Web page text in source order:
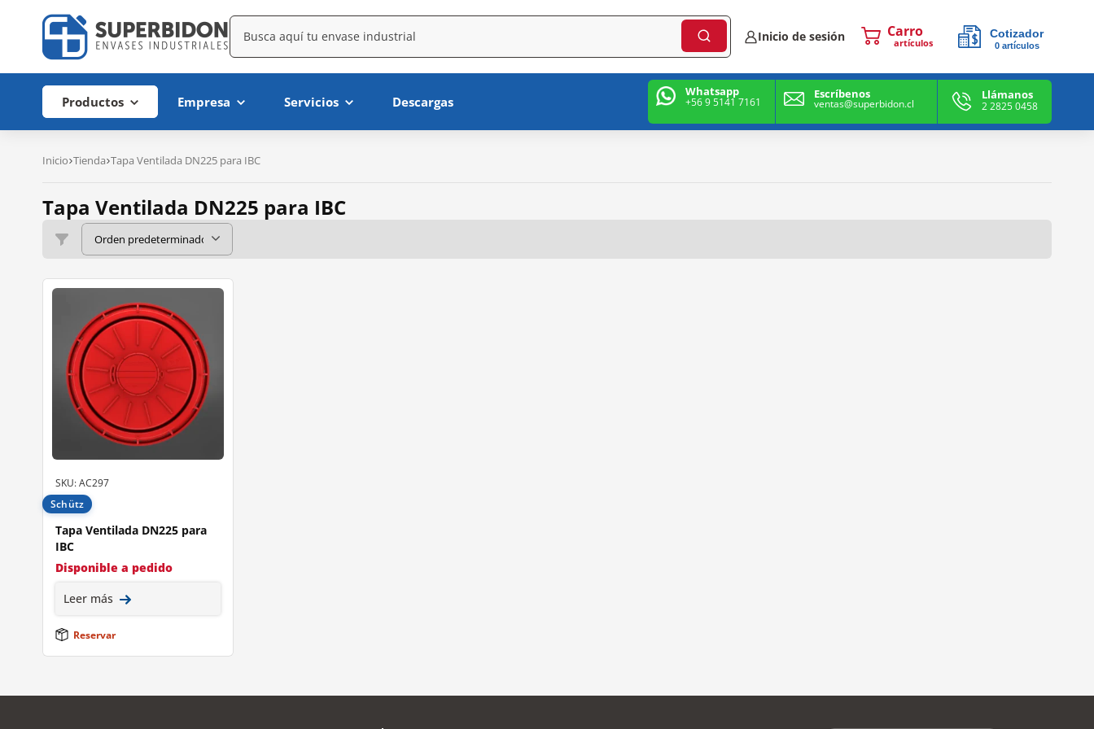
Inicio de sesión artículos
Cotizador
0artículos
Productos Empresa Servicios Descargas
Whatsapp
+56 9 5141 7161
Escríbenos
ventas@superbidon.cl
Llámanos
2 2825 0458
Inicio Tienda Tapa Ventilada DN225 para IBC
Tapa Ventilada DN225 para IBC
SKU: AC297
Schütz
Tapa Ventilada DN225 para
IBC
Disponible a pedido
Leer más
Reservar